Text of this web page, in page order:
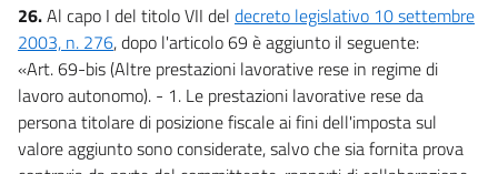
26.Al capo I del titolo VII del decreto legislativo 10 settembre
2003, n. 276, dopo l'articolo 69 è aggiunto il seguente:
«Art. 69-bis (Altre prestazioni lavorative rese in regime di
lavoro autonomo). - 1. Le prestazioni lavorative rese da
persona titolare di posizione fiscale ai fini dell'imposta sul
valore aggiunto sono considerate, salvo che sia fornita prova